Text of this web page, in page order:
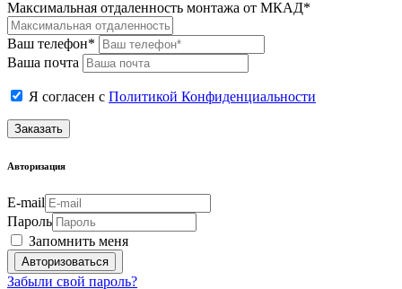
Максимальная отдаленность монтажа от МКАД*
Ваш телефон*
Ваша почта
Я согласен с Политикой Конфиденциальности
Заказать
Авторизация
E-mail
Пароль
Запомнить меня
Забыли свой пароль?